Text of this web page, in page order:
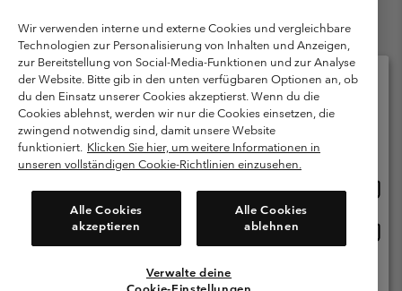
München Deutschland. Alle Rechte vorbehalten.
Nutzungsbedingungen
Allgemeine Verkaufsbedingungen
Garantie
Datenschutzerklärung
Bestimmungen und Bedingungen des Mitglieder Programms
Nutzungsbedingungen Für Nutzergenerierte Inhalte
Cookies
Public CBCR
Kundenservice: Mo- Fr. 9:00 - 13:00 & 14:00- 18:00 Uhr
(+)498912081004
Wir verwenden interne und externe Cookies und vergleichbare
Technologien zur Personalisierung von Inhalten und Anzeigen,
zur Bereitstellung von Social-Media-Funktionen und zur Analyse
der Website. Bitte gib in den unten verfügbaren Optionen an, ob
du den Einsatz unserer Cookies akzeptierst. Wenn du die
Cookies ablehnst, werden wir nur die Cookies einsetzen, die
zwingend notwendig sind, damit unsere Website
funktioniert. Klicken Sie hier, um weitere Informationen in
unseren vollständigen Cookie-Richtlinien einzusehen.
Alle Cookies
akzeptieren
Alle Cookies
ablehnen
Verwalte deine
Bitte wählen Sie Ihr Lieferland und Ihre Sprache
Online-Einkauf verfügbar
Deutschland
Alle Länder Anzeigen